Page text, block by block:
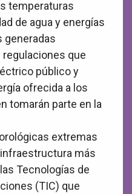
temperaturas
de agua y energías
generadas
regulaciones que
público y
ofrecida a los
tomarán parte en la
extremas
más
Tecnologías de
(TIC) que